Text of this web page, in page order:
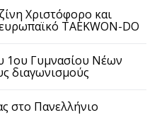
Χριστόφορο και
TAEKWON-DO
1ου Γυμνασίου Νέων
διαγωνισμούς
στο Πανελλήνιο